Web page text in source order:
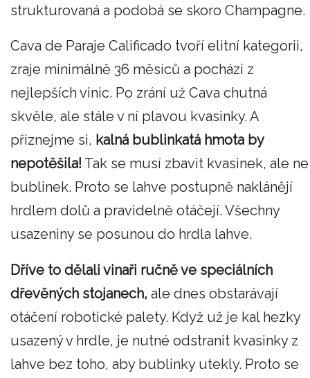
strukturovaná a podobá se skoro Champagne.
Cava de Paraje Calificado tvoří elitní kategorii,
zraje minimálně 36 měsíců a pochází z
nejlepších vinic. Po zrání už Cava chutná
skvěle, ale stále v ní plavou kvasinky. A
přiznejme si, kalná bublinkatá hmota by
nepotěšila! Tak se musí zbavit kvasinek, ale ne
bublinek. Proto se lahve postupně naklánějí
hrdlem dolů a pravidelně otáčejí. Všechny
usazeniny se posunou do hrdla lahve.
Dříve to dělali vinaři ručně ve speciálních
dřevěných stojanech, ale dnes obstarávají
otáčení robotické palety. Když už je kal hezky
usazený v hrdle, je nutné odstranit kvasinky z
lahve bez toho, aby bublinky utekly. Proto se